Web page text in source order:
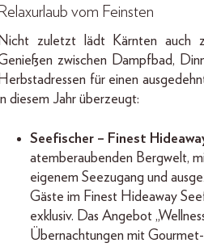
vom Feinsten
zuletzt lädt Kärnten auch
zwischen Dampfbad,
für einen
diesem Jahr überzeugt:
Seefischer – Finest
atemberaubenden Bergwelt,
eigenem Seezugang und
Gäste im Finest Hideaway
exklusiv. Das Angebot
Übernachtungen mit